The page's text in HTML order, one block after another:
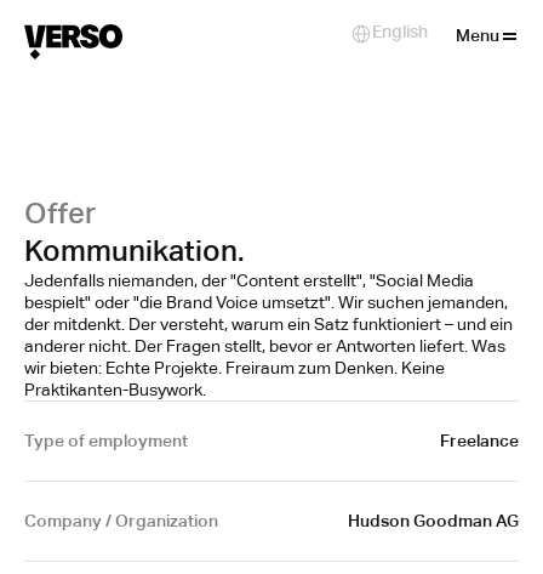
Offer
Kommunikation.
Jedenfalls niemanden, der "Content erstellt", "Social Media
bespielt" oder "die Brand Voice umsetzt". Wir suchen jemanden,
der mitdenkt. Der versteht, warum ein Satz funktioniert – und ein
anderer nicht. Der Fragen stellt, bevor er Antworten liefert. Was
wir bieten: Echte Projekte. Freiraum zum Denken. Keine
Praktikanten-Busywork.
Type of employment Freelance
Company / Organization Hudson Goodman AG
Menu
Select Language
English